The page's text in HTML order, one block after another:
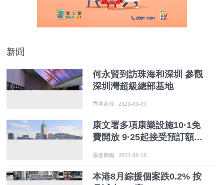
新聞
何永賢到訪珠海和深圳 參觀
深圳灣超級總部基地
香港商報 2023-09-19
康文署多項康樂設施10·1免
費開放 9·25起接受預訂額滿
香港商報 2023-09-19
本港8月綜援個案跌0.2% 按